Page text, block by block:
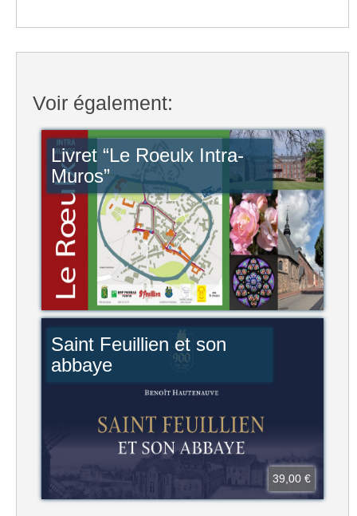
Voir également:
Livret “Le Roeulx Intra-
Muros”
Saint Feuillien et son
abbaye
39,00 €